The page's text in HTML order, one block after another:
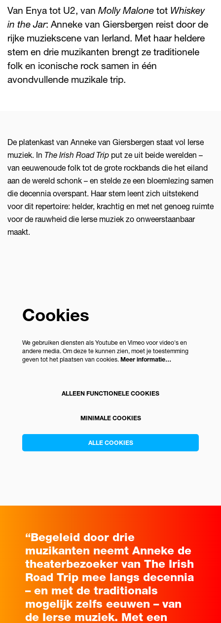
Van Enya tot U2, van Molly Malone tot Whiskey
in the Jar: Anneke van Giersbergen reist door de
rijke muziekscene van Ierland. Met haar heldere
stem en drie muzikanten brengt ze traditionele
folk en iconische rock samen in één
avondvullende muzikale trip.
De platenkast van Anneke van Giersbergen staat vol Ierse
muziek. In The Irish Road Trip put ze uit beide werelden –
van eeuwenoude folk tot de grote rockbands die het eiland
aan de wereld schonk – en stelde ze een bloemlezing samen
die decennia overspant. Haar stem leent zich uitstekend
voor dit repertoire: helder, krachtig en met net genoeg ruimte
voor de rauwheid die Ierse muziek zo onweerstaanbaar
maakt.
Cookies
We gebruiken diensten als Youtube en Vimeo voor video's en
andere media. Om deze te kunnen zien, moet je toestemming
geven tot het plaatsen van cookies. Meer informatie…
ALLEEN FUNCTIONELE COOKIES
MINIMALE COOKIES
ALLE COOKIES
“Begeleid door drie
muzikanten neemt Anneke de
theaterbezoeker van The Irish
Road Trip mee langs decennia
– en met de traditionals
mogelijk zelfs eeuwen – van
de Ierse muziek. Met een